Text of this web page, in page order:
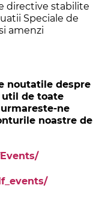
directive stabilite
Speciale de
amenzi
noutatile despre
de toate
ne
noastre de